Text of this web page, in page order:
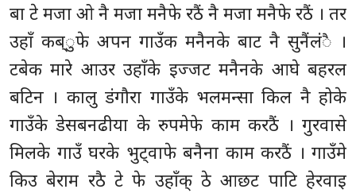
बा टे मजा ओ नै मजा मनैफे रठैं नै मजा मनैफे रठैं । तर
उहाँ कब्ुफे अपन गाउँक मनैनके बाट नै सुनैंलंै ।
टबेक मारे आउर उहाँके इज्जट मनैनके आघे बहरल
बटिन । कालु डंगौरा गाउँके भलमन्सा किल नै होके
गाउँके डेसबनढीया के रुपमेफे काम करठैं । गुरवासे
मिलके गाउँ घरके भुट्वाफे बनैना काम करठैं । गाउँमे
किउ बेराम रठै टे फे उहाँक् ठे आछट पाटि हेरवाइ